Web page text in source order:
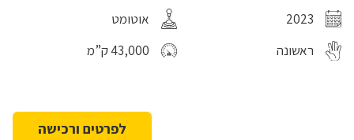
2023
אוטומט
ראשונה
43,000 ק”מ
לפרטים ורכישה